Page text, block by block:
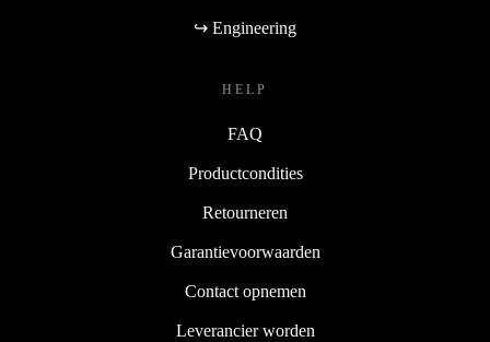
↪ Engineering
HELP
FAQ
Productcondities
Retourneren
Garantievoorwaarden
Contact opnemen
Leverancier worden